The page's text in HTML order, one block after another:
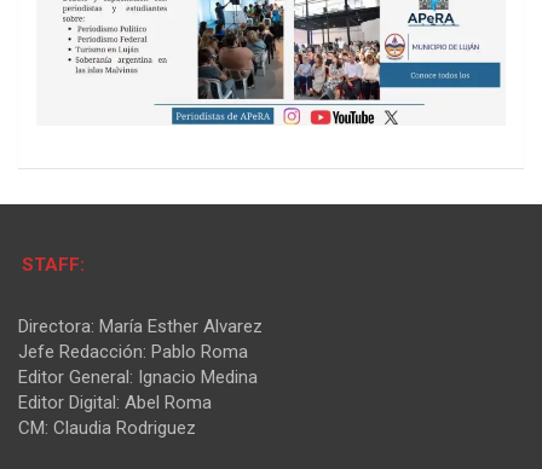
STAFF:
Directora: María Esther Alvarez
Jefe Redacción: Pablo Roma
Editor General: Ignacio Medina
Editor Digital: Abel Roma
CM: Claudia Rodriguez